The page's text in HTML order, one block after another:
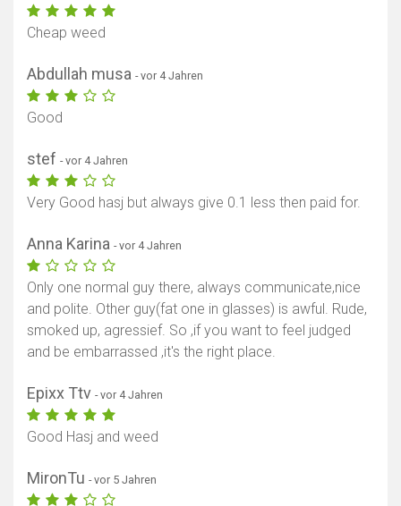
Cheap weed
Abdullah musa - vor 4 Jahren
Good
stef - vor 4 Jahren
Very Good hasj but always give 0.1 less then paid for.
Anna Karina - vor 4 Jahren
Only one normal guy there, always communicate,nice
and polite. Other guy(fat one in glasses) is awful. Rude,
smoked up, agressief. So ,if you want to feel judged
and be embarrassed ,it's the right place.
Epixx Ttv - vor 4 Jahren
Good Hasj and weed
MironTu - vor 5 Jahren